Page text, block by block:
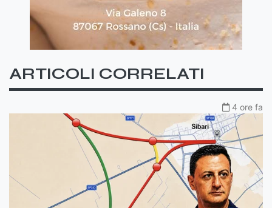
ARTICOLI CORRELATI
4 ore fa